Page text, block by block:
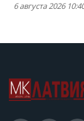
6 августа 2026